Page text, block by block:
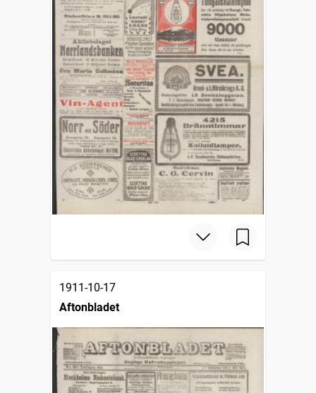
1911-10-17
Aftonbladet